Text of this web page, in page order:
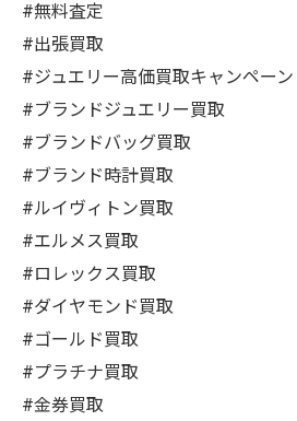
#無料査定
#出張買取
#ジュエリー高価買取キャンペーン
#ブランドジュエリー買取
#ブランドバッグ買取
#ブランド時計買取
#ルイヴィトン買取
#エルメス買取
#ロレックス買取
#ダイヤモンド買取
#ゴールド買取
#プラチナ買取
#金券買取